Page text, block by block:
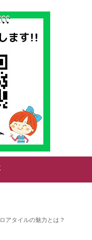
アタイルの魅力とは？